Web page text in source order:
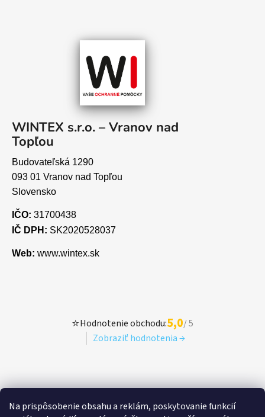
Na prispôsobenie obsahu a reklám, poskytovanie funkcií
WINTEX s.r.o. – Vranov nad
Topľou
Budovateľská 1290
093 01 Vranov nad Topľou
Slovensko
IČO: 31700438
IČ DPH: SK2020528037
Web: www.wintex.sk
⭐Hodnotenie obchodu:5,0/ 5
Zobraziť hodnotenia →